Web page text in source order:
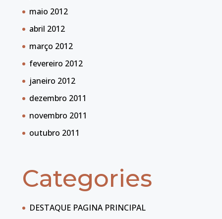
maio 2012
abril 2012
março 2012
fevereiro 2012
janeiro 2012
dezembro 2011
novembro 2011
outubro 2011
Categories
DESTAQUE PAGINA PRINCIPAL